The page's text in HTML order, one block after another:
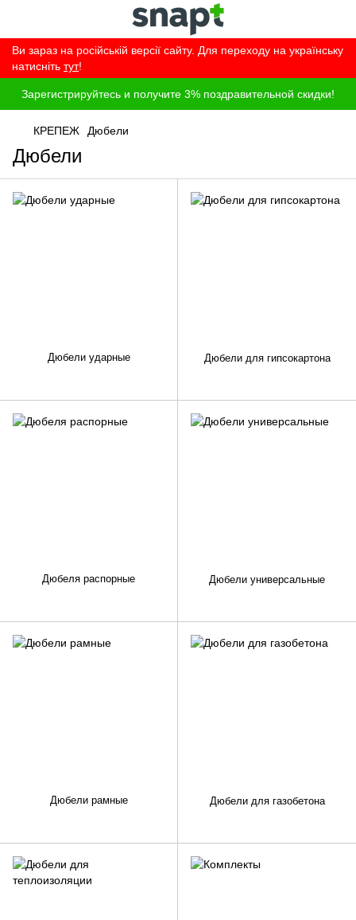
Ви зараз на російській версії сайту. Для переходу на українську
натисніть тут!
Зарегистрируйтесь и получите 3% поздравительной скидки!
КРЕПЕЖ Дюбели
Дюбели
Дюбели ударные Дюбели для гипсокартона
Дюбеля распорные Дюбели универсальные
Дюбели рамные Дюбели для газобетона